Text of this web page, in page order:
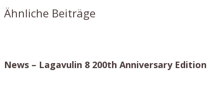
Ähnliche Beiträge
News – Lagavulin 8 200th Anniversary Edition